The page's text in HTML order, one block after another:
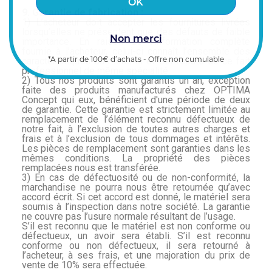
9. Garantie de fabrication :
lorsqu’elles ne présentent que des défauts de faible
importance. En raison de l’information complète
caractéristiques du matériel et est réputé de ce fait
professionnel de même spécialité.
2) Tous nos produits sont garantis un an, exception
faite des produits manufacturés chez OPTIMA
Concept qui eux, bénéficient d'une période de deux
de garantie. Cette garantie est strictement limitée au
remplacement de l’élément reconnu défectueux de
notre fait, à l’exclusion de toutes autres charges et
frais et à l’exclusion de tous dommages et intérêts.
Les pièces de remplacement sont garanties dans les
mêmes conditions. La propriété des pièces
remplacées nous est transférée.
3) En cas de défectuosité ou de non-conformité, la
marchandise ne pourra nous être retournée qu’avec
accord écrit. Si cet accord est donné, le matériel sera
soumis à l’inspection dans notre société. La garantie
ne couvre pas l’usure normale résultant de l’usage.
S’il est reconnu que le matériel est non conforme ou
défectueux, un avoir sera établi. S’il est reconnu
conforme ou non défectueux, il sera retourné à
l’acheteur, à ses frais, et une majoration du prix de
vente de 10% sera effectuée.
Non merci
*A partir de 100€ d’achats - Offre non cumulable